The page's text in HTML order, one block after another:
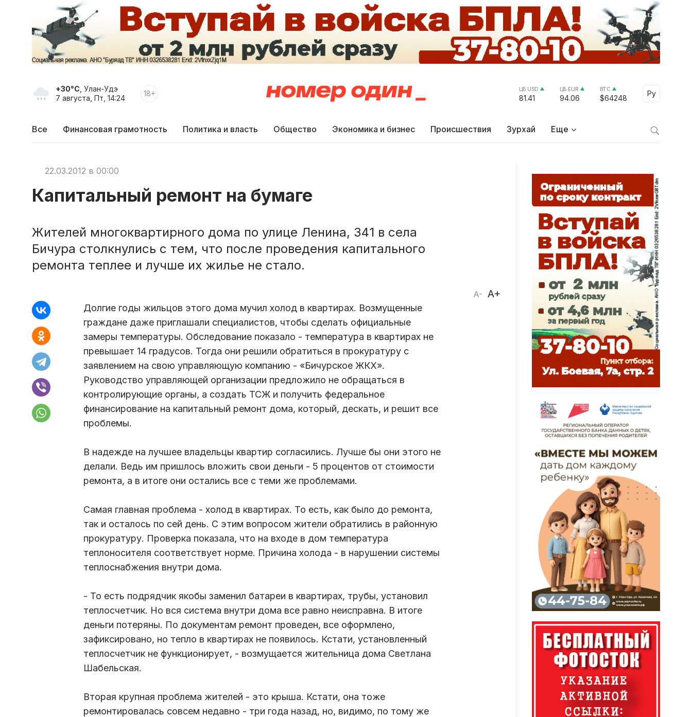
+30°C , Улан-Удэ
7 августа, Пт, 14:24
18+ ЦБ USD
81.41
ЦБ EUR
94.06
BTC
$64248
Ру
Select
Все Финансовая грамотность Политика и власть Общество Экономика и бизнес Происшествия Зурхай Еще
22.03.2012 в 00:00
Капитальный ремонт на бумаге
Жителей многоквартирного дома по улице Ленина, 341 в села
Бичура столкнулись с тем, что после проведения капитального
ремонта теплее и лучше их жилье не стало.
A- A+
Долгие годы жильцов этого дома мучил холод в квартирах. Возмущенные
граждане даже приглашали специалистов, чтобы сделать официальные
замеры температуры. Обследование показало - температура в квартирах не
превышает 14 градусов. Тогда они решили обратиться в прокуратуру с
заявлением на свою управляющую компанию - «Бичурское ЖКХ».
Руководство управляющей организации предложило не обращаться в
контролирующие органы, а создать ТСЖ и получить федеральное
финансирование на капитальный ремонт дома, который, дескать, и решит все
проблемы.
В надежде на лучшее владельцы квартир согласились. Лучше бы они этого не
делали. Ведь им пришлось вложить свои деньги - 5 процентов от стоимости
ремонта, а в итоге они остались все с теми же проблемами.
Самая главная проблема - холод в квартирах. То есть, как было до ремонта,
так и осталось по сей день. С этим вопросом жители обратились в районную
прокуратуру. Проверка показала, что на входе в дом температура
теплоносителя соответствует норме. Причина холода - в нарушении системы
теплоснабжения внутри дома.
- То есть подрядчик якобы заменил батареи в квартирах, трубы, установил
теплосчетчик. Но вся система внутри дома все равно неисправна. В итоге
деньги потеряны. По документам ремонт проведен, все оформлено,
зафиксировано, но тепло в квартирах не появилось. Кстати, установленный
теплосчетчик не функционирует, - возмущается жительница дома Светлана
Шабельская.
Вторая крупная проблема жителей - это крыша. Кстати, она тоже
ремонтировалась совсем недавно - три года назад, но, видимо, по тому же